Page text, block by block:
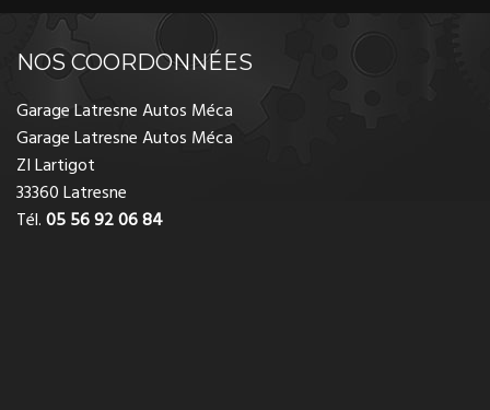
NOS COORDONNÉES
Garage Latresne Autos Méca
Garage Latresne Autos Méca
ZI Lartigot
33360 Latresne
Tél.05 56 92 06 84